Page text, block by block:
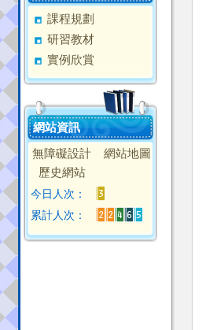
課程規劃
研習教材
實例欣賞
網站資訊
無障礙設計
網站地圖
歷史網站
今日人次：
累計人次：